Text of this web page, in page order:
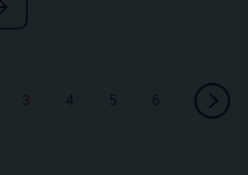
4 5 6